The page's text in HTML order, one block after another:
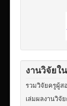
งานวิจัยใ
รวมวิจัยครูผู้ส
เล่มผลงานวิจั